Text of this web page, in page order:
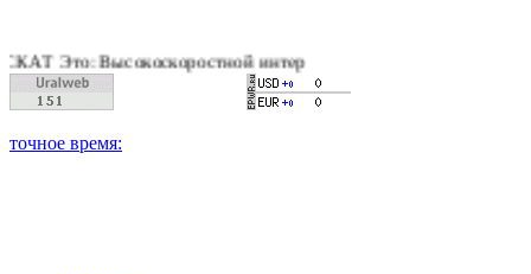
интернет, качественное цифровое и